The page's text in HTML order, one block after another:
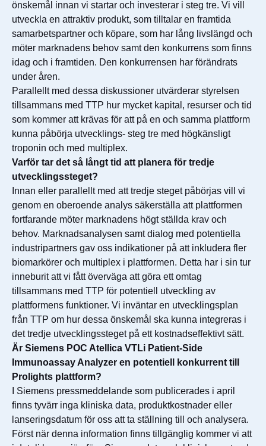
önskemål innan vi startar och investerar i steg tre. Vi vill
utveckla en attraktiv produkt, som tilltalar en framtida
samarbetspartner och köpare, som har lång livslängd och
möter marknadens behov samt den konkurrens som finns
idag och i framtiden. Den konkurrensen har förändrats
under åren.
Parallellt med dessa diskussioner utvärderar styrelsen
tillsammans med TTP hur mycket kapital, resurser och tid
som kommer att krävas för att på en och samma plattform
kunna påbörja utvecklings- steg tre med högkänsligt
troponin och med multiplex.
Varför tar det så långt tid att planera för tredje
utvecklingssteget?
Innan eller parallellt med att tredje steget påbörjas vill vi
genom en oberoende analys säkerställa att plattformen
fortfarande möter marknadens högt ställda krav och
behov. Marknadsanalysen samt dialog med potentiella
industripartners gav oss indikationer på att inkludera fler
biomarkörer och multiplex i plattformen. Detta har i sin tur
inneburit att vi fått överväga att göra ett omtag
tillsammans med TTP för potentiell utveckling av
plattformens funktioner. Vi inväntar en utvecklingsplan
från TTP om hur dessa önskemål ska kunna integreras i
det tredje utvecklingssteget på ett kostnadseffektivt sätt.
Är Siemens POC Atellica VTLi Patient-Side
Immunoassay Analyzer en potentiell konkurrent till
Prolights plattform?
I Siemens pressmeddelande som publicerades i april
finns tyvärr inga kliniska data, produktkostnader eller
lanseringsdatum för oss att ta ställning till och analysera.
Först när denna information finns tillgänglig kommer vi att